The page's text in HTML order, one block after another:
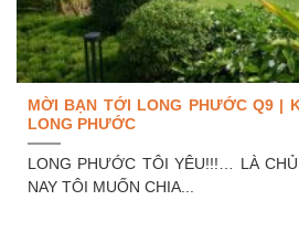
MỜI BẠN TỚI LONG PHƯỚC Q9 |
LONG PHƯỚC
LONG PHƯỚC TÔI YÊU!!!… LÀ
NAY TÔI MUỐN CHIA...